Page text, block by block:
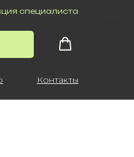
специалиста
Контакты